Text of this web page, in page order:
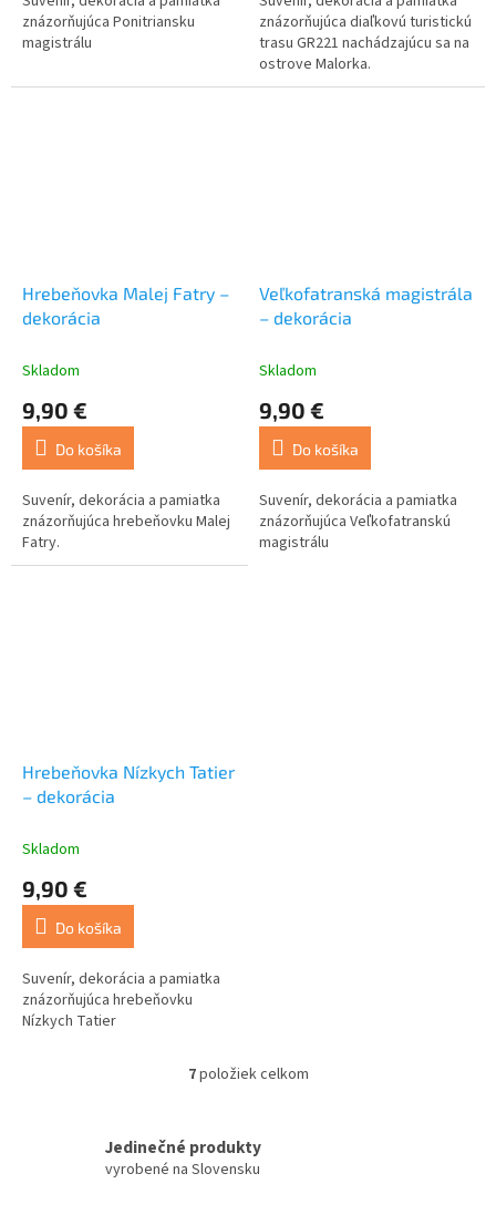
znázorňujúca Ponitriansku
magistrálu
znázorňujúca diaľkovú turistickú
trasu GR221 nachádzajúcu sa na
ostrove Malorka.
Hrebeňovka Malej Fatry –
dekorácia
Skladom
9,90 €
Do košíka
Suvenír, dekorácia a pamiatka
znázorňujúca hrebeňovku Malej
Fatry.
Veľkofatranská magistrála
– dekorácia
Skladom
9,90 €
Do košíka
Suvenír, dekorácia a pamiatka
znázorňujúca Veľkofatranskú
magistrálu
Hrebeňovka Nízkych Tatier
– dekorácia
Skladom
9,90 €
Do košíka
Suvenír, dekorácia a pamiatka
znázorňujúca hrebeňovku
Nízkych Tatier
O
á
d
7položiek celkom
Jedinečné produkty
vyrobené na Slovensku